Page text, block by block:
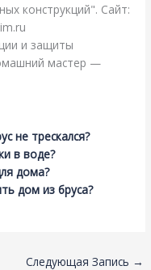
конструкций". Сайт:
и защиты
мастер —
не трескался?
в воде?
дома?
дом из бруса?
Следующая Запись →